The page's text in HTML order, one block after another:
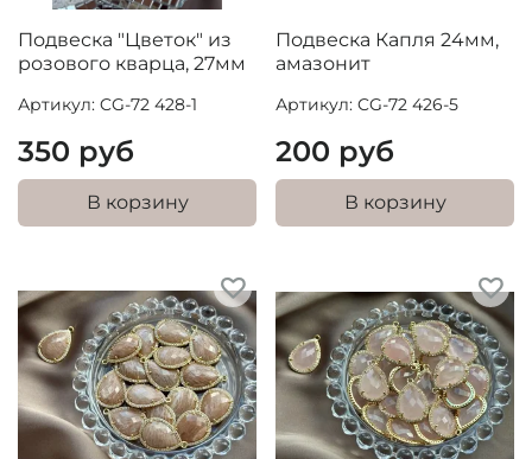
Подвеска "Цветок" из
розового кварца, 27мм
Артикул: CG-72 428-1
350 руб
В корзину
Подвеска Капля 24мм,
амазонит
Артикул: CG-72 426-5
200 руб
В корзину